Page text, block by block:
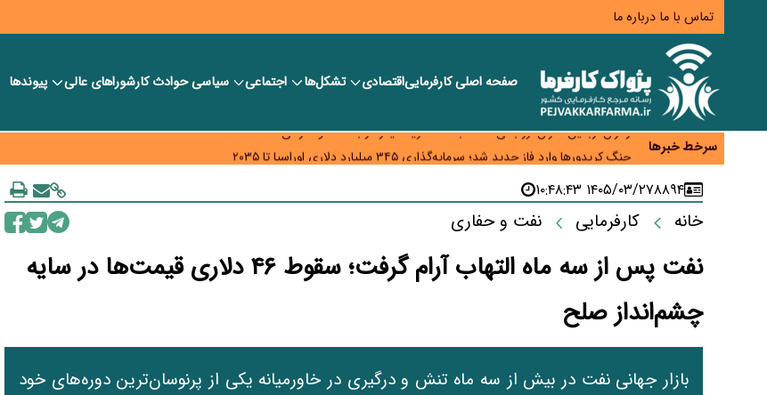
تماس با ما درباره ما
صفحه اصلیکارفرماییاقتصادی تشکل‌ها اجتماعی سیاسیحوادث کارشورا‎های عالی پیوندها
سرخط خبرها
همایش و مسابقه نذری ماه صفر برگزار شد
جنگ کریدورها وارد فاز جدید شد؛ سرمایه‌گذاری ۳۴۵ میلیارد دلاری اوراسیا تا ۲۰۳۵
تأمین سرمایه در گردش بدون خلق نقدینگی؛ نقش جدید سیاست‌های مالیاتی در حمایت از تولید
۸۸۹۴۱۴۰۵/۰۳/۲۷ ۱۰:۴۸:۴۳
خانه کارفرمایی نفت و حفاری
نفت پس از سه ماه التهاب آرام گرفت؛ سقوط ۴۶ دلاری قیمت‌ها در سایه
چشم‌انداز صلح
بازار جهانی نفت در بیش از سه ماه تنش و درگیری در خاورمیانه یکی از پرنوسان‌ترین دوره‌های خود